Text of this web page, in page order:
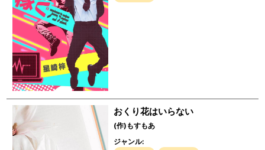
おくり花はいらない
(作)もすもあ
ジャンル: